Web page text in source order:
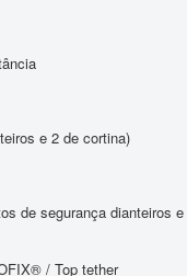
e 2 de cortina)
de segurança dianteiros e
/ Top tether